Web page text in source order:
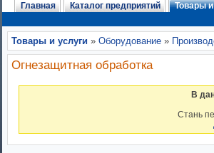
Главная Каталог предприятий Товары
Товары и услуги » Оборудование »
Огнезащитная обработка
В
Стань